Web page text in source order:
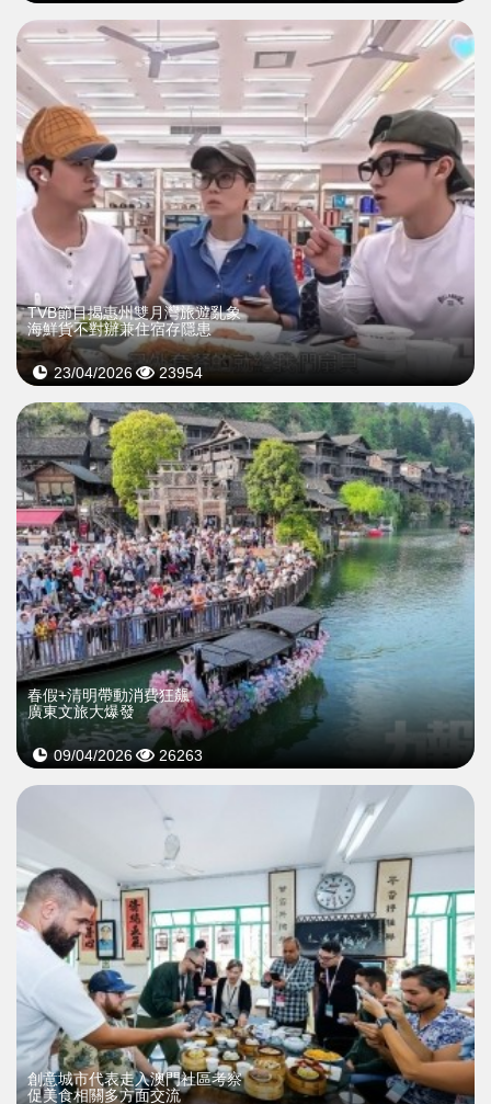
TVB節目揭惠州雙月灣旅遊亂象
海鮮貨不對辦兼住宿存隱患
23/04/2026 23954
春假+清明帶動消費狂飆
廣東文旅大爆發
09/04/2026 26263
​創意城市代表走入澳門社區考察
促美食相關多方面交流